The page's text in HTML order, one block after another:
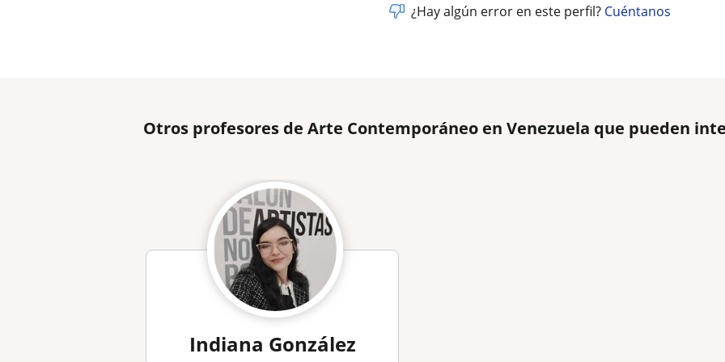
¿Hay algún error en este perfil? Cuéntanos
Otros profesores de Arte Contemporáneo en Venezuela que pueden
Indiana González